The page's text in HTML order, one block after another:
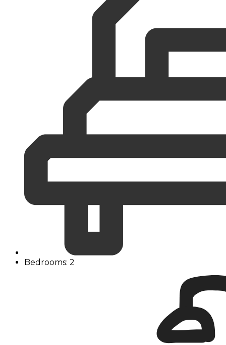
Bedrooms: 2